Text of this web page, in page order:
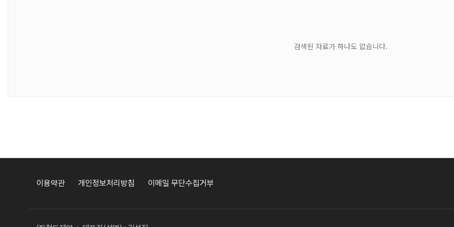
검색된 자료가 하나도 없습니다.
이용약관 개인정보처리방침 이메일 무단수집거부